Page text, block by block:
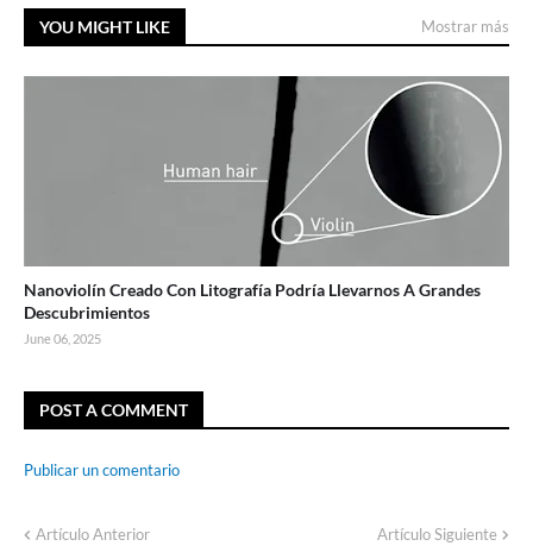
YOU MIGHT LIKE Mostrar más
Nanoviolín Creado Con Litografía Podría Llevarnos A Grandes
Descubrimientos
June 06, 2025
POST A COMMENT
Publicar un comentario
Artículo Anterior Artículo Siguiente